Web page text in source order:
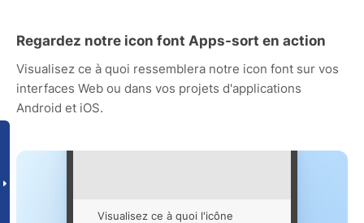
Regardez notre icon font Apps-sort en action
Visualisez ce à quoi ressemblera notre icon font sur vos
interfaces Web ou dans vos projets d'applications
Android et iOS.
Visualisez ce à quoi l'icône